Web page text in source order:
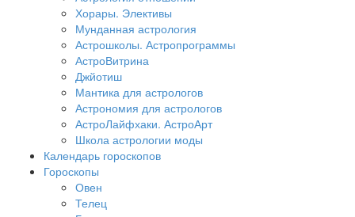
Хорары. Элективы
Мунданная астрология
Астрошколы. Астропрограммы
АстроВитрина
Джйотиш
Мантика для астрологов
Астрономия для астрологов
АстроЛайфхаки. АстроАрт
Школа астрологии моды
Календарь гороскопов
Гороскопы
Овен
Телец